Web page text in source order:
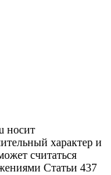
носит
характер и
считаться
Статьи 437